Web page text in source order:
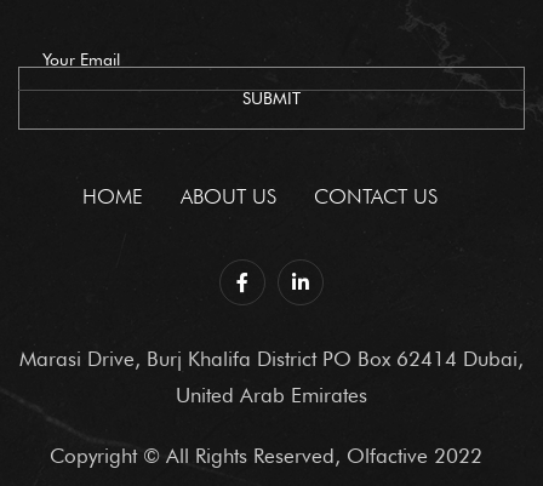
HOME ABOUT US CONTACT US
Marasi Drive, Burj Khalifa District PO Box 62414 Dubai,
United Arab Emirates
Copyright © All Rights Reserved, Olfactive 2022